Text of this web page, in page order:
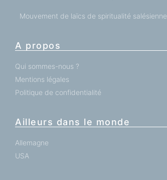
Mouvement de laïcs de spiritualité salésienne
A propos
Qui sommes-nous ?
Mentions légales
Politique de confidentialité
Ailleurs dans le monde
Allemagne
USA